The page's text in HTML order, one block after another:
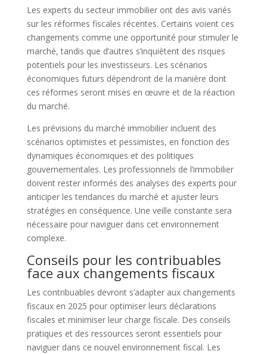
Les experts du secteur immobilier ont des avis variés
sur les réformes fiscales récentes. Certains voient ces
changements comme une opportunité pour stimuler le
marché, tandis que d’autres s’inquiètent des risques
potentiels pour les investisseurs. Les scénarios
économiques futurs dépendront de la manière dont
ces réformes seront mises en œuvre et de la réaction
du marché.
Les prévisions du marché immobilier incluent des
scénarios optimistes et pessimistes, en fonction des
dynamiques économiques et des politiques
gouvernementales. Les professionnels de l’immobilier
doivent rester informés des analyses des experts pour
anticiper les tendances du marché et ajuster leurs
stratégies en conséquence. Une veille constante sera
nécessaire pour naviguer dans cet environnement
complexe.
Conseils pour les contribuables
face aux changements fiscaux
Les contribuables devront s’adapter aux changements
fiscaux en 2025 pour optimiser leurs déclarations
fiscales et minimiser leur charge fiscale. Des conseils
pratiques et des ressources seront essentiels pour
naviguer dans ce nouvel environnement fiscal. Les